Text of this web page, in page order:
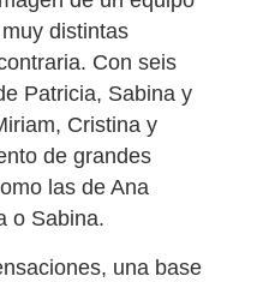
distintas
Con seis
Patricia, Sabina y
Cristina y
de grandes
las de Ana
o Sabina.
una base